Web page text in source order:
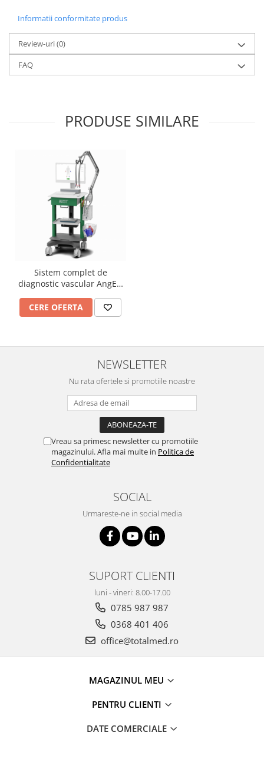
Informatii conformitate produs
Review-uri(0)
FAQ
PRODUSE SIMILARE
Sistem complet de
diagnostic vascular AngE™
CERE OFERTA
NEWSLETTER
Nu rata ofertele si promotiile noastre
Vreau sa primesc newsletter cu promotiile
magazinului. Afla mai multe in Politica de
Confidentialitate
SOCIAL
Urmareste-ne in social media
SUPORT CLIENTI
luni - vineri: 8.00-17.00
0785 987 987
0368 401 406
office@totalmed.ro
MAGAZINUL MEU
PENTRU CLIENTI
DATE COMERCIALE